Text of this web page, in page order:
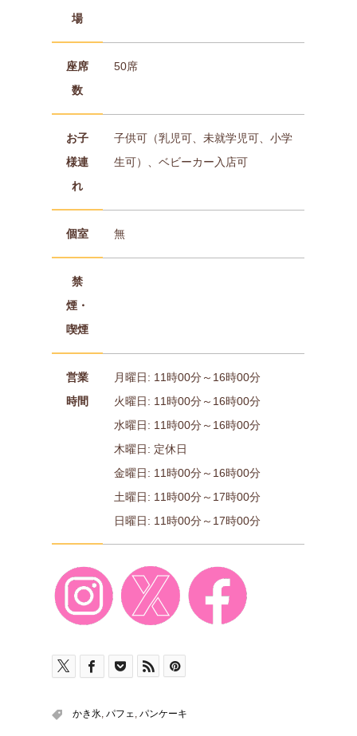
場
座席
数
50席
お子
様連
れ
子供可（乳児可、未就学児可、小学
生可）、ベビーカー入店可
個室 無
禁
煙・
喫煙
営業
時間
月曜日: 11時00分～16時00分
火曜日: 11時00分～16時00分
水曜日: 11時00分～16時00分
木曜日: 定休日
金曜日: 11時00分～16時00分
土曜日: 11時00分～17時00分
日曜日: 11時00分～17時00分
かき氷, パフェ, パンケーキ